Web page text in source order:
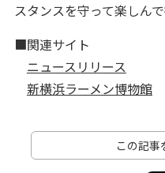
スタンスを守って楽しんで
■関連サイト
ニュースリリース
新横浜ラーメン博物館
この記事